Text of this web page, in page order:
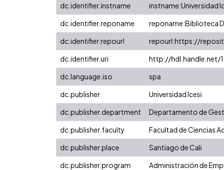
dc.identifier.instname
instname:Universidad
dc.identifier.reponame
reponame:Biblioteca
dc.identifier.repourl
repourl:https://
dc.identifier.uri
http://hdl.handle.net/
dc.language.iso
spa
dc.publisher
Universidad Icesi
dc.publisher.department
Departamento de
dc.publisher.faculty
Facultad de Ciencias
dc.publisher.place
Santiago de Cali
dc.publisher.program
Administración de